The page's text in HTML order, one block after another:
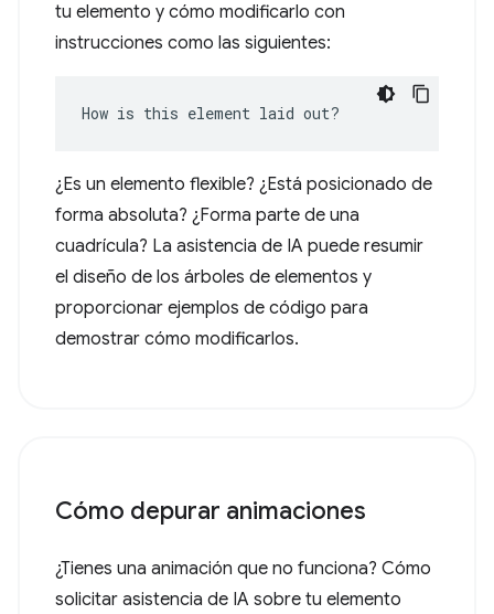
tu elemento y cómo modificarlo con
instrucciones como las siguientes:
How is this element laid out?
¿Es un elemento flexible? ¿Está posicionado de
forma absoluta? ¿Forma parte de una
cuadrícula? La asistencia de IA puede resumir
el diseño de los árboles de elementos y
proporcionar ejemplos de código para
demostrar cómo modificarlos.
Cómo depurar animaciones
¿Tienes una animación que no funciona? Cómo
solicitar asistencia de IA sobre tu elemento